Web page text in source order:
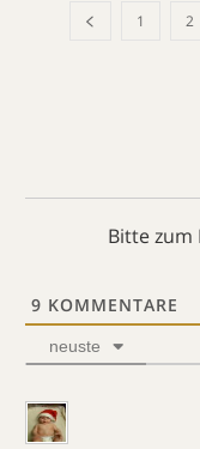
1 2
Bitte
9 KOMMENTARE
neuste